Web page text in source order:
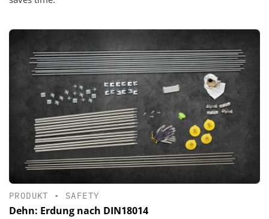
PRODUKT • SAFETY
Dehn: Erdung nach DIN18014